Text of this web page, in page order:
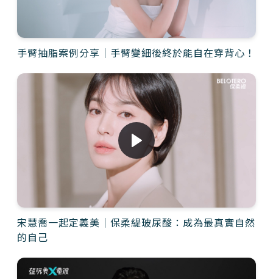
手臂抽脂案例分享｜手臂變細後終於能自在穿背心！
宋慧喬一起定義美｜保柔緹玻尿酸：成為最真實自然
的自己